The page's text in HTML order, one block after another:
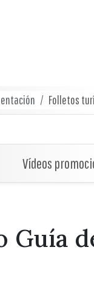
Folletos
Vídeos
Guía